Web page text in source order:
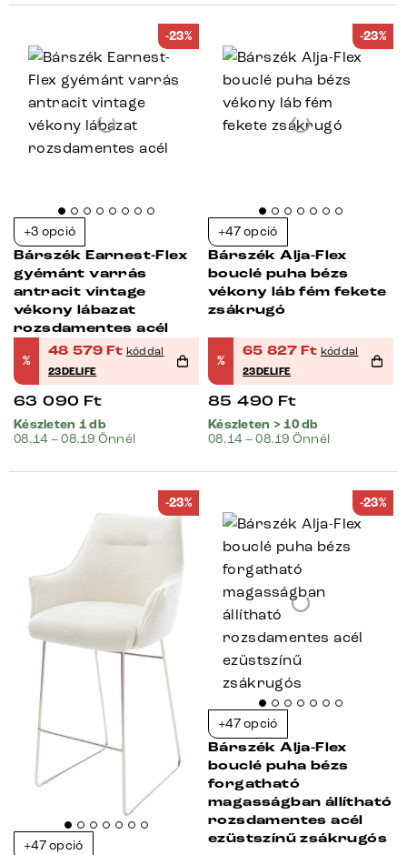
-23%
+3 opció
Bárszék Earnest-Flex
gyémánt varrás
antracit vintage
vékony lábazat
rozsdamentes acél
%
48 579 Ft kóddal
23DELIFE
63 090 Ft
Készleten 1 db
08.14 – 08.19 Önnél
-23%
+47 opció
Bárszék Alja-Flex
bouclé puha bézs
vékony láb fém fekete
zsákrugó
%
65 827 Ft kóddal
23DELIFE
85 490 Ft
Készleten > 10 db
08.14 – 08.19 Önnél
-23%
+47 opció
-23%
+47 opció
Bárszék Alja-Flex
bouclé puha bézs
forgatható
magasságban állítható
rozsdamentes acél
ezüstszínű zsákrugós